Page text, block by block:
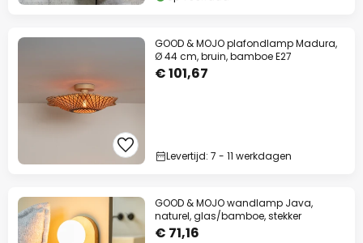
GOOD & MOJO plafondlamp Madura,
Ø 44 cm, bruin, bamboe E27
€ 101,67
Levertijd: 7 - 11 werkdagen
GOOD & MOJO wandlamp Java,
naturel, glas/bamboe, stekker
€ 71,16